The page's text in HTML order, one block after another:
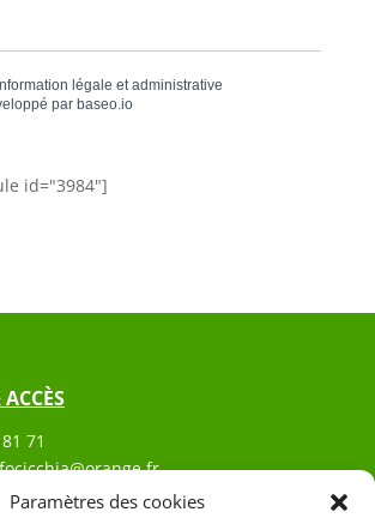
Paramètres des cookies
légale et administrative
par baseo.io
id="3984"]
71
de ville de Focicchia